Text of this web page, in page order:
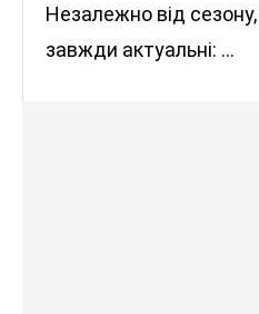
Незалежно від
завжди актуальні: …